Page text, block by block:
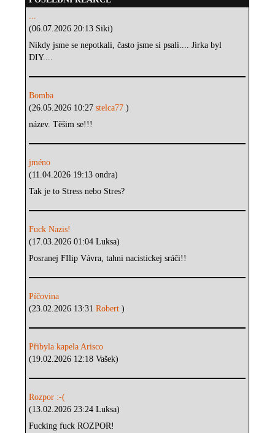
...
(06.07.2026 20:13 Siki)
Nikdy jsme se nepotkali, často jsme si psali.... Jirka byl
DIY....
Bomba
(26.05.2026 10:27stelca77)
název. Těšim se!!!
jméno
(11.04.2026 19:13 ondra)
Tak je to Stress nebo Stres?
Fuck Nazis!
(17.03.2026 01:04 Luksa)
Posranej FIlip Vávra, tahni nacistickej sráči!!
Píčovina
(23.02.2026 13:31Robert)
Přibyla kapela Arisco
(19.02.2026 12:18 Vašek)
Rozpor :-(
(13.02.2026 23:24 Luksa)
Fucking fuck ROZPOR!